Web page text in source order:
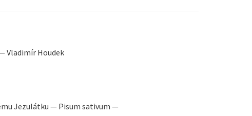
Vladimír Houdek
Jezulátku — Pisum sativum —